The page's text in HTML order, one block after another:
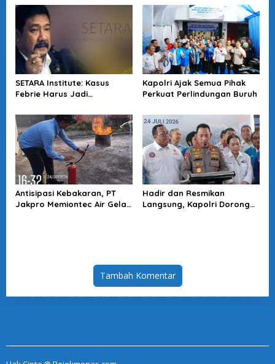
Pojok Baca
Tuntas
SETARA Institute: Kasus
Febrie Harus Jadi
Akuntabilitas Penegakan
Hukum
Kapolri Ajak Semua Pihak
Perkuat Perlindungan Buruh
Antisipasi Kebakaran, PT
Jakpro Memiontec Air Gelar
Hadir dan Resmikan
Langsung, Kapolri Dorong
Tambah Komentar